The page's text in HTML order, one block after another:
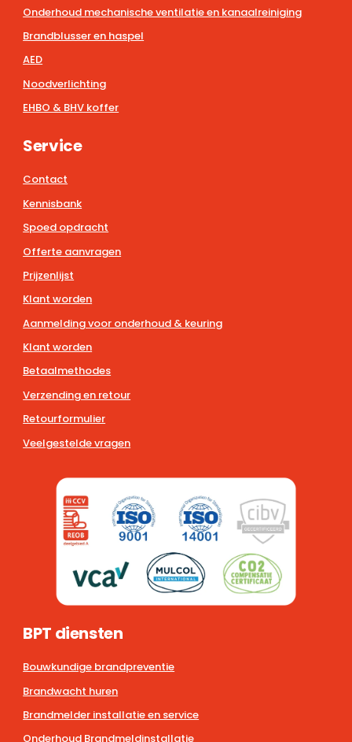
Onderhoud mechanische ventilatie en kanaalreiniging
Brandblusser en haspel
AED
Noodverlichting
EHBO & BHV koffer
Service
Contact
Kennisbank
Spoed opdracht
Offerte aanvragen
Prijzenlijst
Klant worden
Aanmelding voor onderhoud & keuring
Klant worden
Betaalmethodes
Verzending en retour
Retourformulier
Veelgestelde vragen
BPT diensten
Bouwkundige brandpreventie
Brandwacht huren
Brandmelder installatie en service
Onderhoud Brandmeldinstallatie